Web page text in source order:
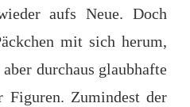
aufs Neue. Doch
mit sich herum,
durchaus glaubhafte
Figuren. Zumindest der